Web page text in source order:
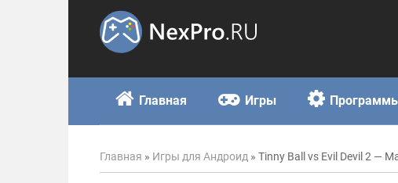
Главная Игры
Главная » Игры для Андроид » Tinny Ball vs Evil Devil 2 —